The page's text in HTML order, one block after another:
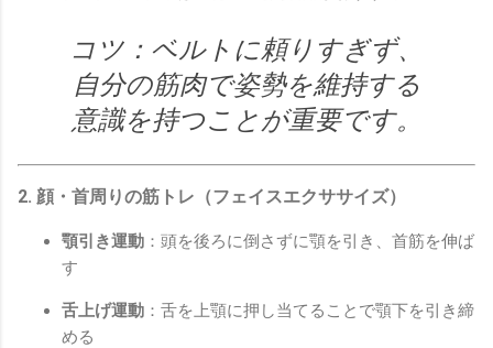
コツ：ベルトに頼りすぎず、
自分の筋肉で姿勢を維持する
意識を持つことが重要です。
2. 顔・首周りの筋トレ（フェイスエクササイズ）
顎引き運動 ：頭を後ろに倒さずに顎を引き、首筋を伸ば
す
舌上げ運動 ：舌を上顎に押し当てることで顎下を引き締
める